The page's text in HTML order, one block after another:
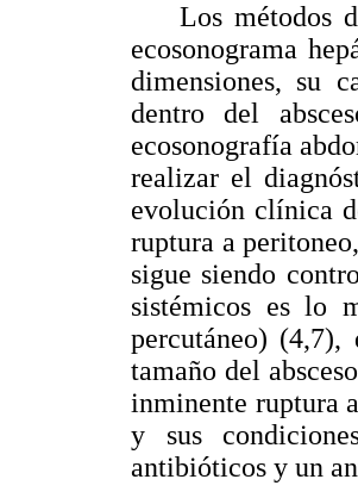
Los métodos
ecosonograma
dimensiones, su
dentro del
ecosonografía
realizar el
evolución clínica
ruptura a
sigue siendo
sistémicos es lo
percutáneo)
tamaño del
inminente ruptura
y sus
antibióticos y un